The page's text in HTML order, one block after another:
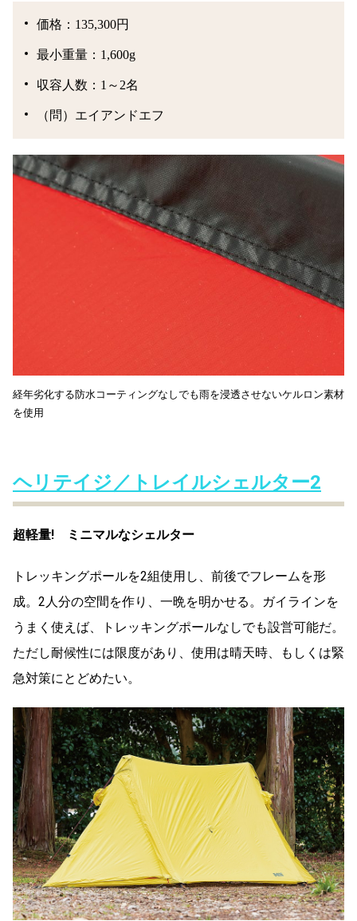
価格：135,300円
最小重量：1,600g
収容人数：1～2名
（問）エイアンドエフ
経年劣化する防水コーティングなしでも雨を浸透させないケルロン素材
を使用
ヘリテイジ／トレイルシェルター2
超軽量! ミニマルなシェルター
トレッキングポールを2組使用し、前後でフレームを形
成。2人分の空間を作り、一晩を明かせる。ガイラインを
うまく使えば、トレッキングポールなしでも設営可能だ。
ただし耐候性には限度があり、使用は晴天時、もしくは緊
急対策にとどめたい。